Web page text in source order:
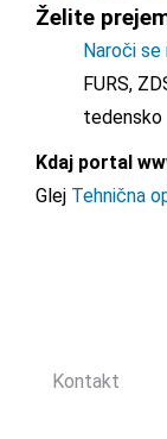
Želite
Naroči se
FURS,
tedensko
Kdaj portal
Glej Tehnična
Kontakt